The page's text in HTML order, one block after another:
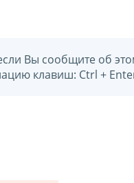
Вы сообщите об
клавиш: Ctrl +